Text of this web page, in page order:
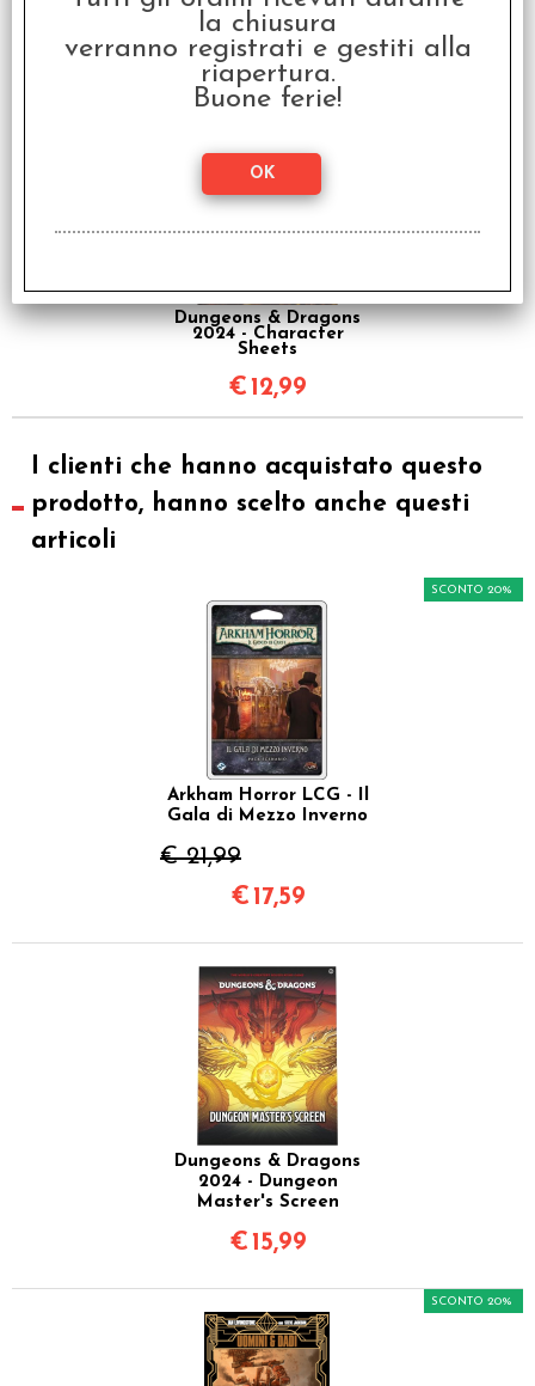
EDIZIONE LIMITATA -
Dungeons & Dragons
2024 - Dragon Delves
€59,99
Dungeons & Dragons
2024 - Character
Sheets
€ 12,99
I clienti che hanno acquistato questo
prodotto, hanno scelto anche questi
articoli
Arkham Horror LCG - Il
Gala di Mezzo Inverno
€ 21,99
SCONTO 20%
€ 17,59
Dungeons & Dragons
2024 - Dungeon
Master's Screen
€ 15,99
SCONTO 20%
la chiusura
verranno registrati e gestiti alla
riapertura.
Buone ferie!